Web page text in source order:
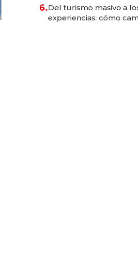
6.Del turismo masivo a
experiencias: cómo